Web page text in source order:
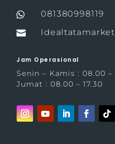
 081380998119

Jam Operasional
Senin – Kamis : 08.00 –
Jumat : 08.00 – 17.30